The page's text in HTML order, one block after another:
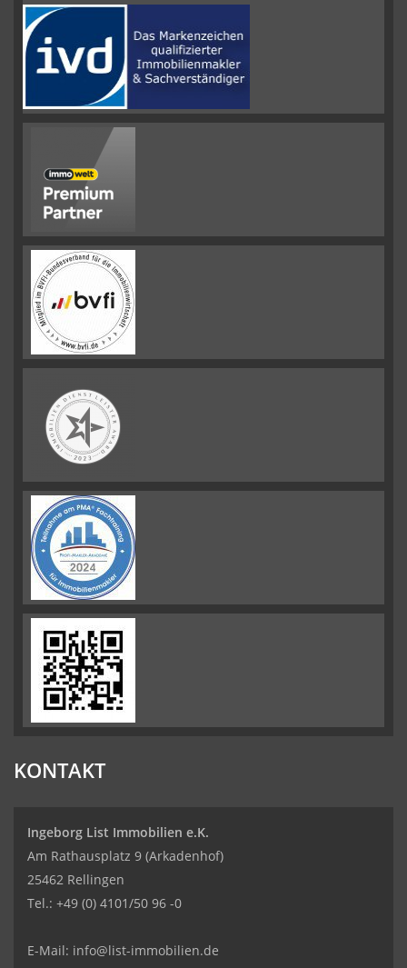
KONTAKT
Ingeborg List Immobilien e.K.
Am Rathausplatz 9 (Arkadenhof)
25462 Rellingen
Tel.: +49 (0) 4101/50 96 -0
E-Mail: info@list-immobilien.de